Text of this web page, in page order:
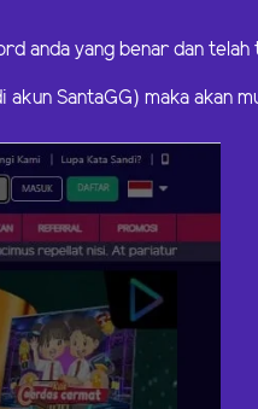
anda yang benar dan
SantaGG) maka akan